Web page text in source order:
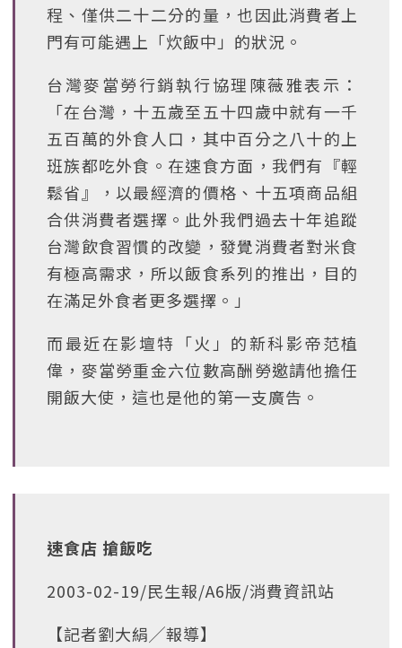
程、僅供二十二分的量，也因此消費者上
門有可能遇上「炊飯中」的狀況。
台灣麥當勞行銷執行協理陳薇雅表示：
「在台灣，十五歲至五十四歲中就有一千
五百萬的外食人口，其中百分之八十的上
班族都吃外食。在速食方面，我們有『輕
鬆省』，以最經濟的價格、十五項商品組
合供消費者選擇。此外我們過去十年追蹤
台灣飲食習慣的改變，發覺消費者對米食
有極高需求，所以飯食系列的推出，目的
在滿足外食者更多選擇。」
而最近在影壇特「火」的新科影帝范植
偉，麥當勞重金六位數高酬勞邀請他擔任
開飯大使，這也是他的第一支廣告。
速食店 搶飯吃
2003-02-19/民生報/A6版/消費資訊站
【記者劉大絹╱報導】